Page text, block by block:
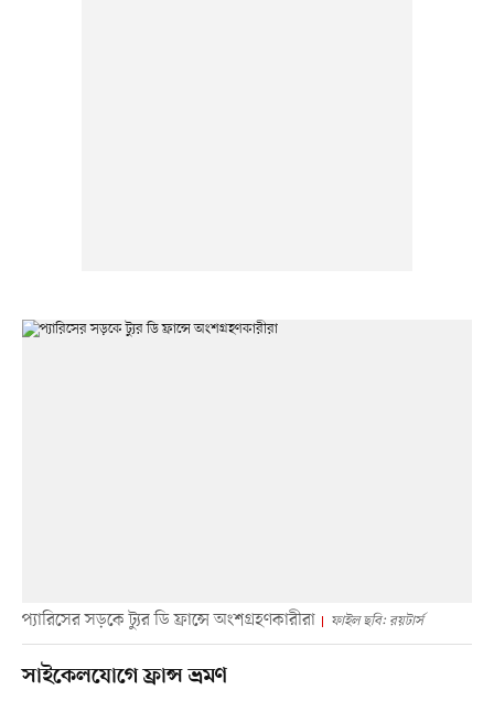
প্যারিসের সড়কে ট্যুর ডি ফ্রান্সে অংশগ্রহণকারীরা ফাইল ছবি: রয়টার্স
সাইকেলযোগে ফ্রান্স ভ্রমণ